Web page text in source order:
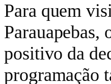
Para quem
Parauapebas,
positivo da
programação